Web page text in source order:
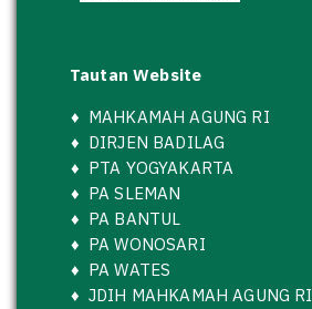
Tautan Website
♦ MAHKAMAH AGUNG RI
♦ DIRJEN BADILAG
♦ PTA YOGYAKARTA
♦ PA SLEMAN
♦ PA BANTUL
♦ PA WONOSARI
♦ PA WATES
♦ JDIH MAHKAMAH AGUNG RI